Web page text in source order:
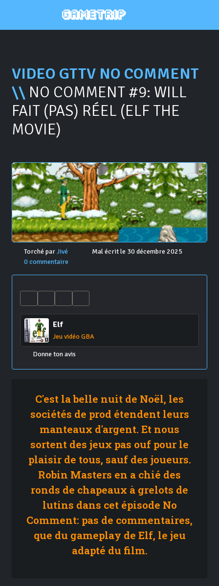
VIDEO GTTV NO COMMENT
\\ NO COMMENT #9: WILL
FAIT (PAS) RÉEL (ELF THE
MOVIE)
Torché parJivé
Mal écrit le 30 décembre 2025
0 commentaire
Elf
Jeu vidéo GBA
Donne ton avis
C'est la belle nuit de Noël, les
sociétés de prod étendent leurs
manteaux d'argent. Et nous
sortent des jeux pas ouf pour le
plaisir de tous, sauf des joueurs.
Robin Masters en a chié des
ronds de chapeaux à grelots de
lutins dans cet épisode No
Comment: pas de commentaires,
que du gameplay de Elf, le jeu
adapté du film.